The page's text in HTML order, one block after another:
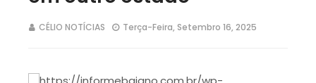
CÉLIO NOTÍCIAS Terça-Feira, Setembro 16, 2025